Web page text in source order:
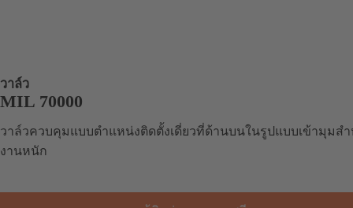
วาล์ว
MIL 70000
วาล์วควบคุมแบบตำแหน่งติดตั้งเดี่ยวที่ด้านบนในรูปแบบเข้ามุมส
งานหนัก